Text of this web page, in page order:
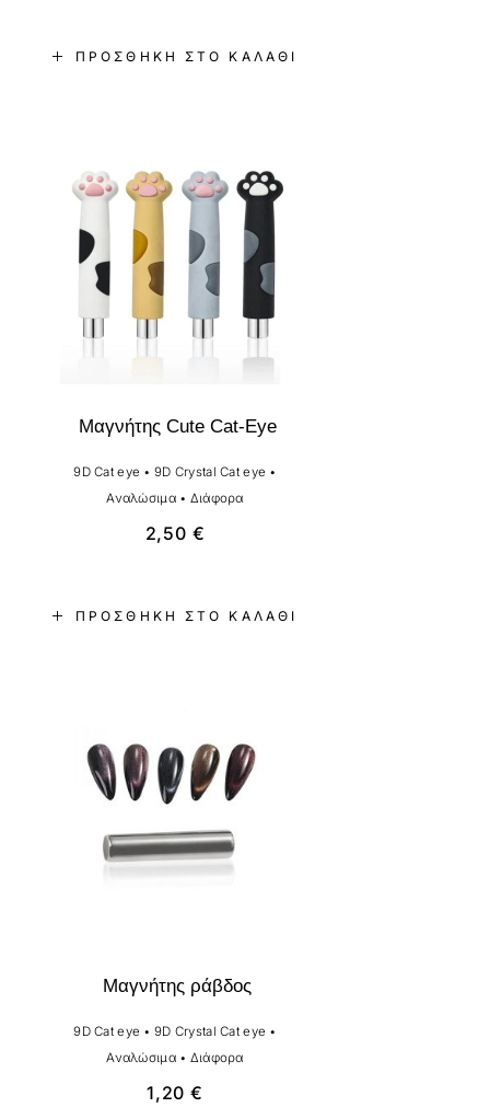
ΠΡΟΣΘΉΚΗ ΣΤΟ ΚΑΛΆΘΙ
ΠΡΟΣΘΉΚΗ ΣΤΟ ΚΑΛΆΘΙ
Μαγνήτης Cute Cat-Eye
9D Cat eye • 9D Crystal Cat eye •
Αναλώσιμα• Διάφορα
2,50 €
Μαγνήτης ράβδος
9D Cat eye • 9D Crystal Cat eye •
Αναλώσιμα• Διάφορα
1,20€